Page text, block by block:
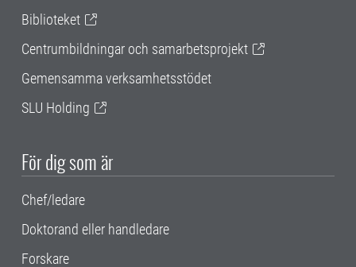
Biblioteket
Centrumbildningar och samarbetsprojekt
Gemensamma verksamhetsstödet
SLU Holding
För dig som är
Chef/ledare
Doktorand eller handledare
Forskare